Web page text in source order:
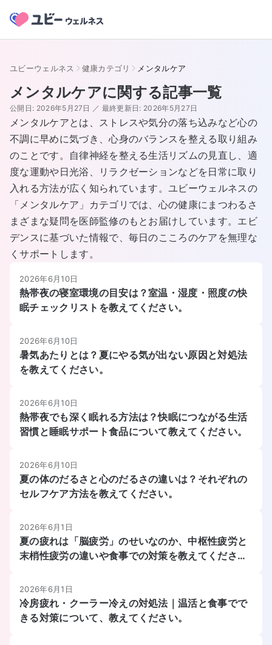
ユビーウェルネス 健康カテゴリ メンタルケア
メンタルケアに関する記事一覧
公開日: 2026年5月27日 ／ 最終更新日: 2026年5月27日
メンタルケアとは、ストレスや気分の落ち込みなど心の
不調に早めに気づき、心身のバランスを整える取り組み
のことです。自律神経を整える生活リズムの見直し、適
度な運動や日光浴、リラクゼーションなどを日常に取り
入れる方法が広く知られています。ユビーウェルネスの
「メンタルケア」カテゴリでは、心の健康にまつわるさ
まざまな疑問を医師監修のもとお届けしています。エビ
デンスに基づいた情報で、毎日のこころのケアを無理な
くサポートします。
2026年6月10日
熱帯夜の寝室環境の目安は？室温・湿度・照度の快
眠チェックリストを教えてください。
2026年6月10日
暑気あたりとは？夏にやる気が出ない原因と対処法
を教えてください。
2026年6月10日
熱帯夜でも深く眠れる方法は？快眠につながる生活
習慣と睡眠サポート食品について教えてください。
2026年6月10日
夏の体のだるさと心のだるさの違いは？それぞれの
セルフケア方法を教えてください。
2026年6月1日
夏の疲れは「脳疲労」のせいなのか、中枢性疲労と
末梢性疲労の違いや食事での対策を教えてくださ
2026年6月1日
冷房疲れ・クーラー冷えの対処法｜温活と食事でで
きる対策について、教えてください。